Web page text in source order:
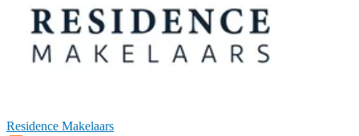
Residence Makelaars